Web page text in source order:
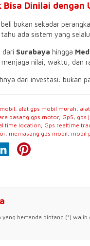
Dinilai dengan
bukan sekadar
ada sistem yang
, dari Surabaya hingga
nilai, waktu, dan
dari investasi: bukan
, alat gps mobil murah,
pasang gps motor, GpS, gps
time location, Gps realtime
, memasang gps mobil, mobil
bertanda bintang (*) wajib